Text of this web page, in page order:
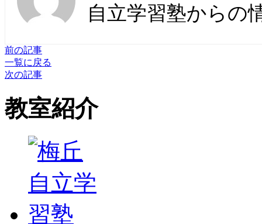
自立学習塾からの
前の記事
一覧に戻る
次の記事
教室紹介